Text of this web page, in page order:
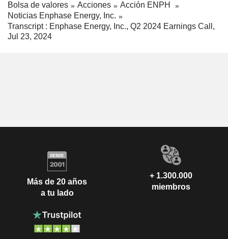
Bolsa de valores Acciones
Acción ENPH
Noticias Enphase Energy, Inc.
Transcript : Enphase Energy, Inc., Q2 2024 Earnings Call,
Jul 23, 2024
Más de 20 años
a tu lado
+ 1.300.000
miembros